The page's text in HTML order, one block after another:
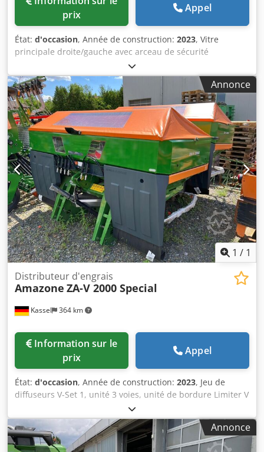
prix
Appel
État: d'occasion, Année de construction: 2023, Vitre
principale droite/gauche avec arceau de sécurité
automatique TS, dispositif de distribution monté d’usine /
pivotant. Capteur d’inclinaison pour système de pesée
électronique / réglage du système d’introduction.
Composants du système de pesée professionnel pour
appareils de base ZA. Éclairage LED arrière manuel.
Crodpfxjt A Udge Aafof
Annonce
1 / 1
Kassel 364 km
Distributeur d'engrais
Amazone ZA-V 2000 Special
prix
Appel
État: d'occasion, Année de construction: 2023, Jeu de
diffuseurs V-Set 1, unité 3 voies, unité de bordure Limiter V
/ arceau de protection des tuyaux S, dispositif de roulage
amovible, mécanisme d’épandage ZA-V, réhausse de
trémie S / arbre à cardan 2000 avec limiteur à friction,
éléments d’assemblage pour appareils de base ZA,
Annonce